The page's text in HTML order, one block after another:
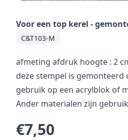
Voor een top kerel -
C&T103-M
afmeting afdruk hoogte : 2
deze stempel is gemonteerd
gebruik op een acrylblok of
Ander materialen zijn
€7,50